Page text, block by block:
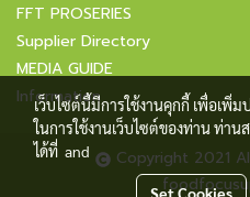
FFT PROSERIES
Supplier Directory
MEDIA GUIDE
Information
Copyright 2021
เว็บไซต์นี้มีการใช้งานคุกกี้ เพื่อเ
ในการใช้งานเว็บไซต์ของท่าน ท่าน
ได้ที่ and
Set Cookies